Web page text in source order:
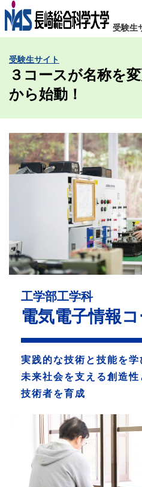
受験生
施設・アクセス
入試情報
各種証明書
受験生・高
一般・社
企業
卒業生
学生・教
お問い
緊急時のお知らせ
プライバシーポリシー
お問い合わせフォーム
受験生サイト
３コースが名称を
から始動！
工学部工学科
電気電子情報
実践的な技術と技能を学
未来社会を支える創造
技術者を育成